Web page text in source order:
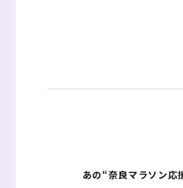
あの“奈良マラソン応